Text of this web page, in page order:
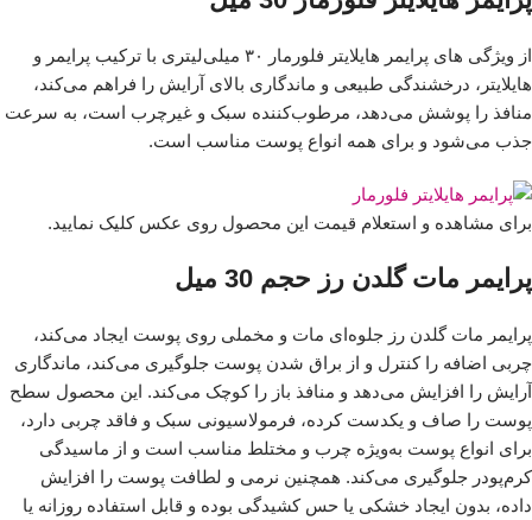
از ویژگی های پرایمر هایلایتر فلورمار ۳۰ میلی‌لیتری با ترکیب پرایمر و
هایلایتر، درخشندگی طبیعی و ماندگاری بالای آرایش را فراهم می‌کند،
منافذ را پوشش می‌دهد، مرطوب‌کننده سبک و غیرچرب است، به سرعت
جذب می‌شود و برای همه انواع پوست مناسب است.
برای مشاهده و استعلام قیمت این محصول روی عکس کلیک نمایید.
پرایمر مات گلدن رز حجم 30 میل
پرایمر مات گلدن رز جلوه‌ای مات و مخملی روی پوست ایجاد می‌کند،
چربی اضافه را کنترل و از براق شدن پوست جلوگیری می‌کند، ماندگاری
آرایش را افزایش می‌دهد و منافذ باز را کوچک می‌کند. این محصول سطح
پوست را صاف و یکدست کرده، فرمولاسیونی سبک و فاقد چربی دارد،
برای انواع پوست به‌ویژه چرب و مختلط مناسب است و از ماسیدگی
کرم‌پودر جلوگیری می‌کند. همچنین نرمی و لطافت پوست را افزایش
داده، بدون ایجاد خشکی یا حس کشیدگی بوده و قابل استفاده روزانه یا